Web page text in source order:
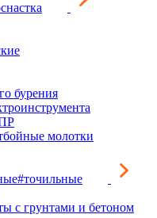
бурения
молотки
с грунтами и бетоном